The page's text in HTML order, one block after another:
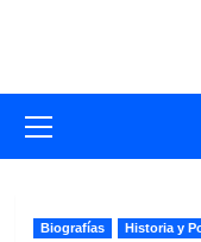
primario
Biografías Historia y